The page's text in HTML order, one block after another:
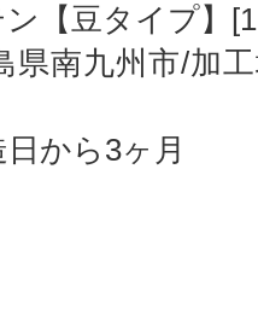
【豆タイプ】
南九州市/加工
から3ヶ月